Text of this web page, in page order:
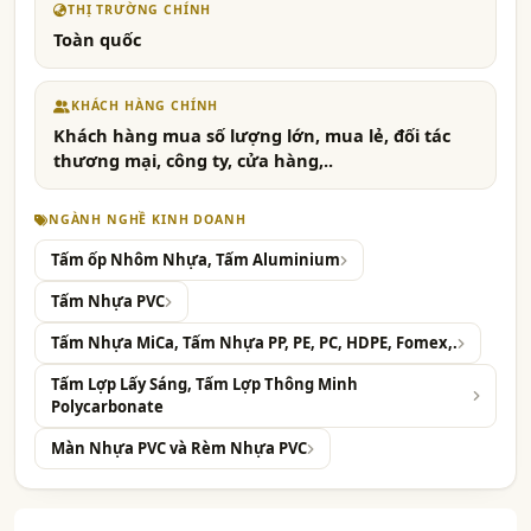
THỊ TRƯỜNG CHÍNH
Toàn quốc
KHÁCH HÀNG CHÍNH
Khách hàng mua số lượng lớn, mua lẻ, đối tác
thương mại, công ty, cửa hàng,..
NGÀNH NGHỀ KINH DOANH
Tấm ốp Nhôm Nhựa, Tấm Aluminium
Tấm Nhựa PVC
Tấm Nhựa MiCa, Tấm Nhựa PP, PE, PC, HDPE, Fomex,.
Tấm Lợp Lấy Sáng, Tấm Lợp Thông Minh
Polycarbonate
Màn Nhựa PVC và Rèm Nhựa PVC